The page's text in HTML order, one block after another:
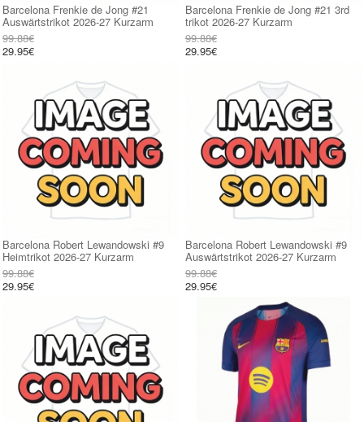
Barcelona Frenkie de Jong #21
Auswärtstrikot 2026-27 Kurzarm
99.88€
29.95€
Barcelona Frenkie de Jong #21 3rd
trikot 2026-27 Kurzarm
99.88€
29.95€
Barcelona Robert Lewandowski #9
Heimtrikot 2026-27 Kurzarm
99.88€
29.95€
Barcelona Robert Lewandowski #9
Auswärtstrikot 2026-27 Kurzarm
99.88€
29.95€